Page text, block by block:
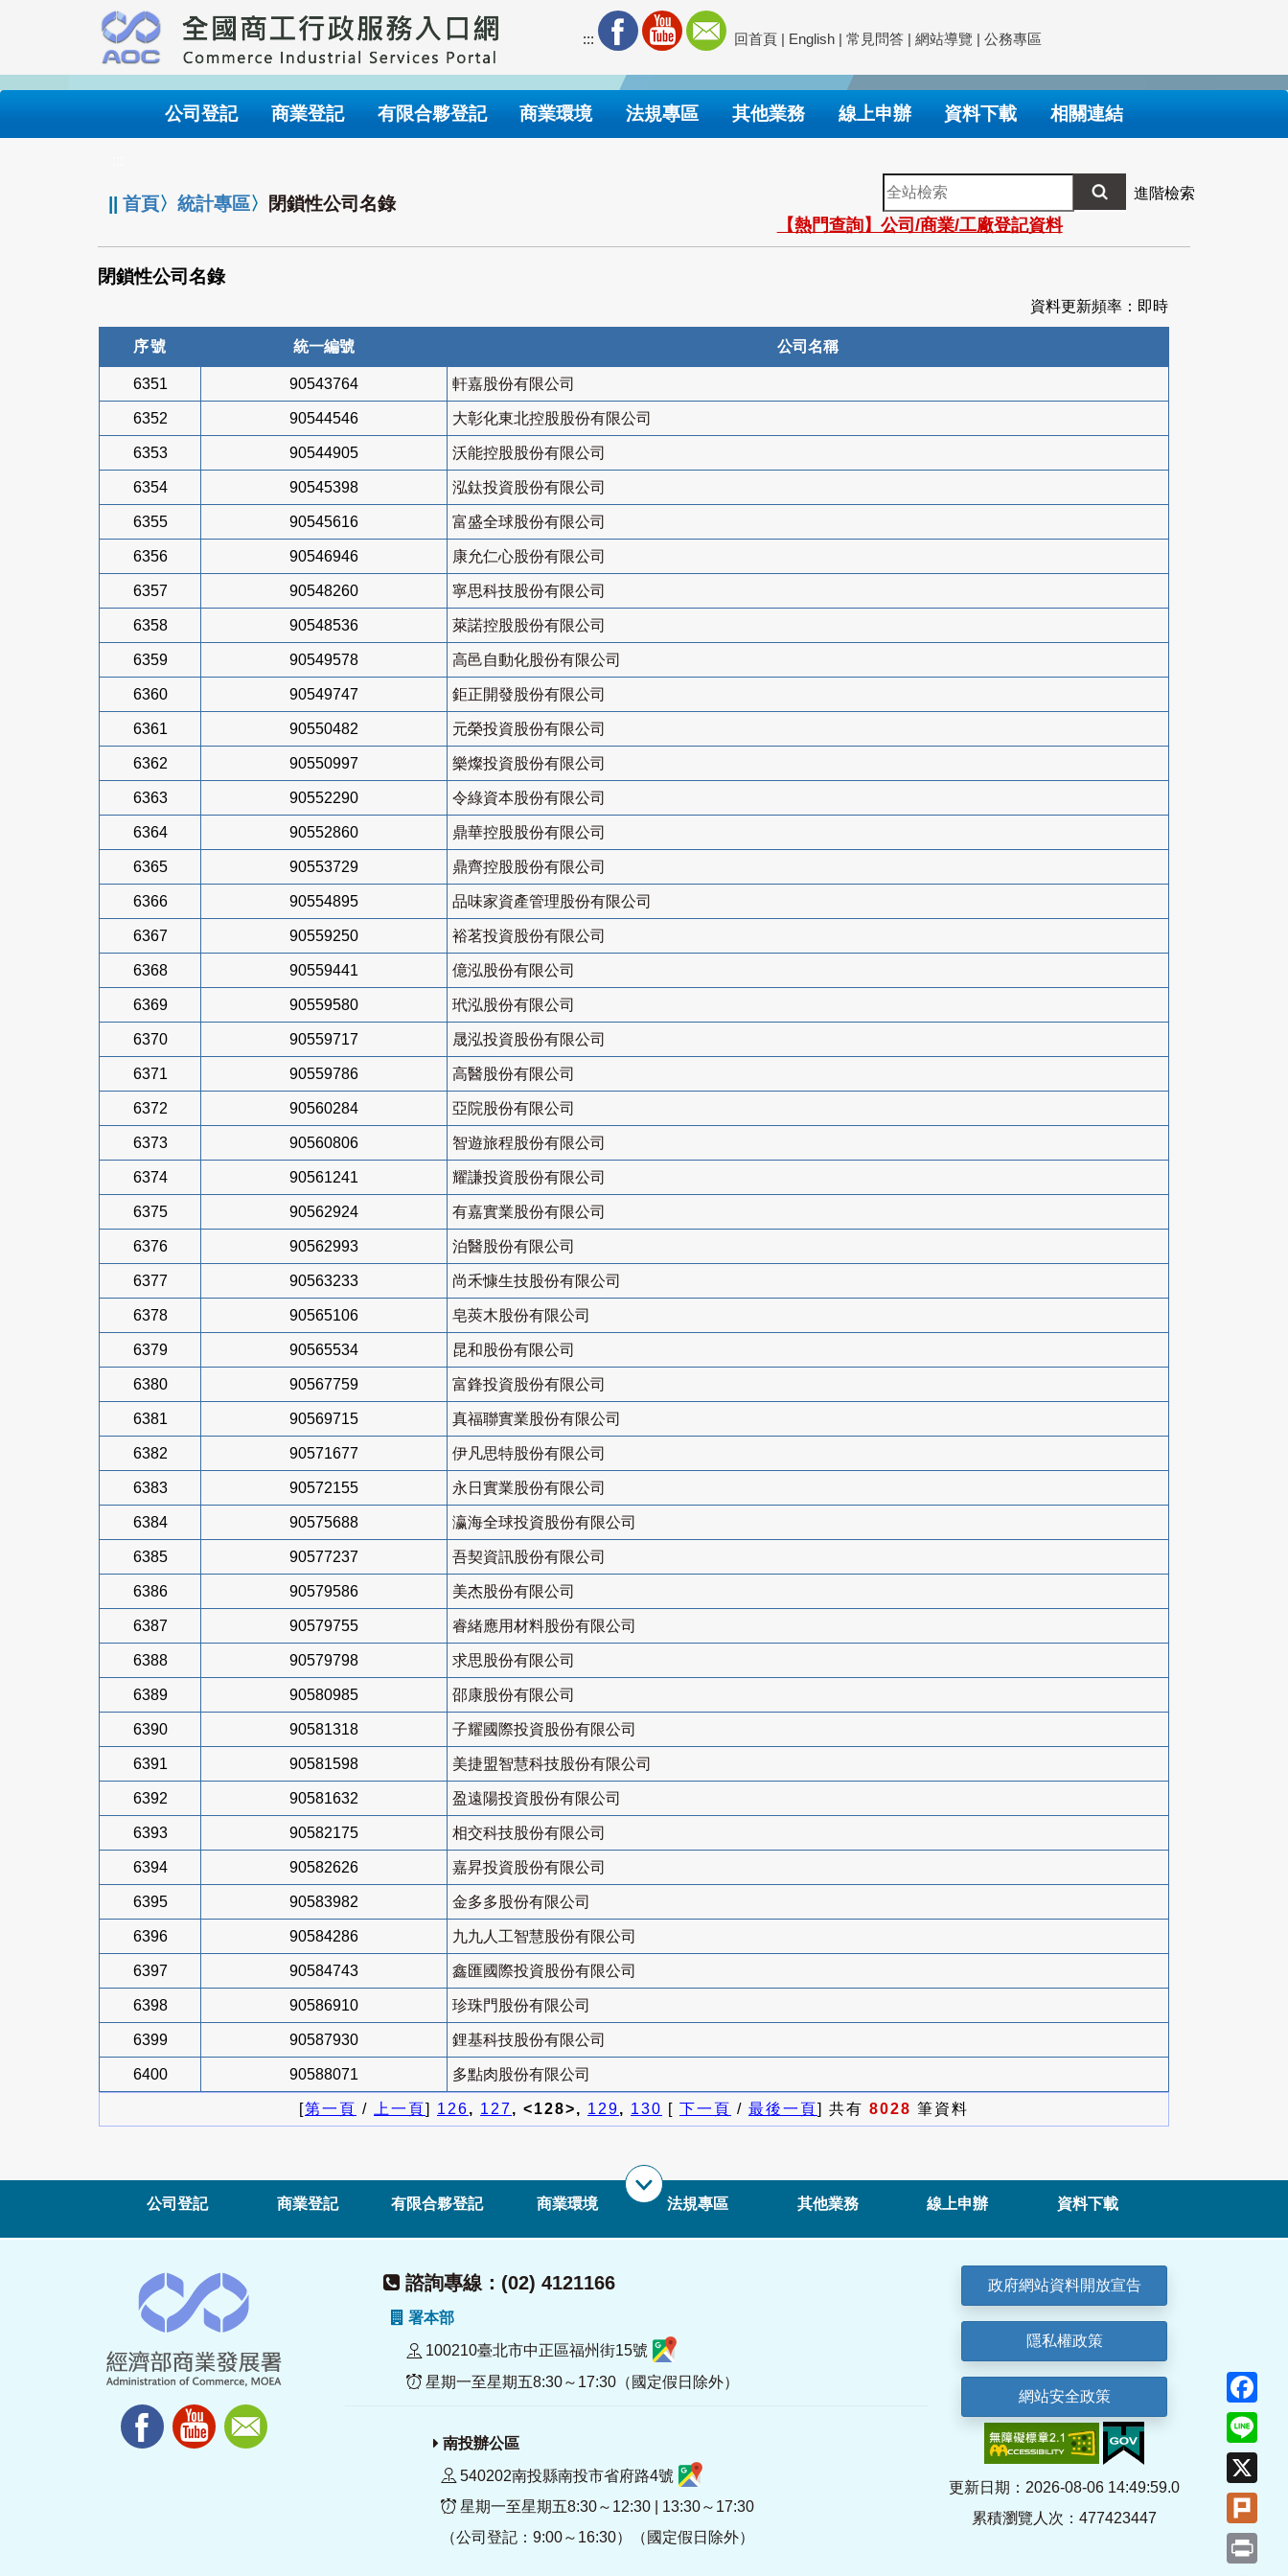
要
內
::: 回首頁 | English | 常見問答 | 網站導覽 | 公務專區
公司登記 商業登記 有限合夥登記 商業環境 法規專區 其他業務 線上申辦 資料下載 相關連結
||首頁〉統計專區〉 閉鎖性公司名錄
全
站
檢
索
進階檢索
【熱門查詢】公司/商業/工廠登記資料
閉鎖性公司名錄
資料更新頻率：即時
序號 統一編號 公司名稱
6351 90543764 軒嘉股份有限公司
6352 90544546 大彰化東北控股股份有限公司
6353 90544905 沃能控股股份有限公司
6354 90545398 泓鈦投資股份有限公司
6355 90545616 富盛全球股份有限公司
6356 90546946 康允仁心股份有限公司
6357 90548260 寧思科技股份有限公司
6358 90548536 萊諾控股股份有限公司
6359 90549578 高邑自動化股份有限公司
6360 90549747 鉅正開發股份有限公司
6361 90550482 元榮投資股份有限公司
6362 90550997 樂燦投資股份有限公司
6363 90552290 令綠資本股份有限公司
6364 90552860 鼎華控股股份有限公司
6365 90553729 鼎齊控股股份有限公司
6366 90554895 品味家資產管理股份有限公司
6367 90559250 裕茗投資股份有限公司
6368 90559441 億泓股份有限公司
6369 90559580 玳泓股份有限公司
6370 90559717 晟泓投資股份有限公司
6371 90559786 高醫股份有限公司
6372 90560284 亞院股份有限公司
6373 90560806 智遊旅程股份有限公司
6374 90561241 耀謙投資股份有限公司
6375 90562924 有嘉實業股份有限公司
6376 90562993 泊醫股份有限公司
6377 90563233 尚禾慷生技股份有限公司
6378 90565106 皂莢木股份有限公司
6379 90565534 昆和股份有限公司
6380 90567759 富鋒投資股份有限公司
6381 90569715 真福聯實業股份有限公司
6382 90571677 伊凡思特股份有限公司
6383 90572155 永日實業股份有限公司
6384 90575688 瀛海全球投資股份有限公司
6385 90577237 吾契資訊股份有限公司
6386 90579586 美杰股份有限公司
6387 90579755 睿緒應用材料股份有限公司
6388 90579798 求思股份有限公司
6389 90580985 邵康股份有限公司
6390 90581318 子耀國際投資股份有限公司
6391 90581598 美捷盟智慧科技股份有限公司
6392 90581632 盈遠陽投資股份有限公司
6393 90582175 相交科技股份有限公司
6394 90582626 嘉昇投資股份有限公司
6395 90583982 金多多股份有限公司
6396 90584286 九九人工智慧股份有限公司
6397 90584743 鑫匯國際投資股份有限公司
6398 90586910 珍珠門股份有限公司
6399 90587930 鋰基科技股份有限公司
6400 90588071 多點肉股份有限公司
[第一頁 / 上一頁] 126, 127, <128>, 129, 130 [ 下一頁 / 最後一頁] 共有 8028 筆資料
公司登記 商業登記 有限合夥登記 商業環境 法規專區 其他業務 線上申辦 資料下載
諮詢專線：(02) 4121166
署本部
100210臺北市中正區福州街15號
星期一至星期五8:30～17:30（國定假日除外）
南投辦公區
540202南投縣南投市省府路4號
星期一至星期五8:30～12:30 | 13:30～17:30
（公司登記：9:00～16:30）（國定假日除外）
政府網站資料開放宣告
隱私權政策
網站安全政策
更新日期：2026-08-06 14:49:59.0
累積瀏覽人次：477423447